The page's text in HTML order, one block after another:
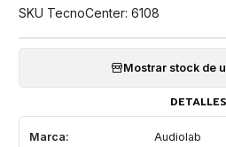
SKU TecnoCenter: 6108
Mostrar stock de
DETALLES
Marca: Audiolab